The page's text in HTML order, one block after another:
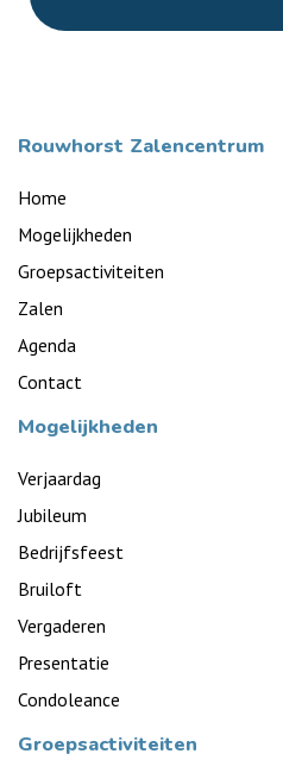
Rouwhorst Zalencentrum
Home
Mogelijkheden
Groepsactiviteiten
Zalen
Agenda
Contact
Mogelijkheden
Verjaardag
Jubileum
Bedrijfsfeest
Bruiloft
Vergaderen
Presentatie
Condoleance
Groepsactiviteiten